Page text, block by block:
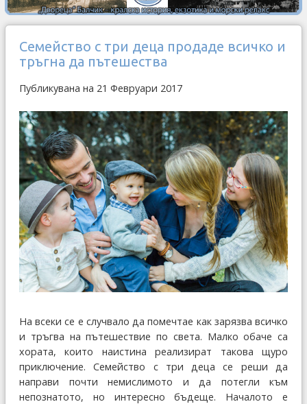
Семейство с три деца продаде всичко и
тръгна да пътешества
Публикувана на 21 Февруари 2017
На всеки се е случвало да помечтае как зарязва всичко
и тръгва на пътешествие по света. Малко обаче са
хората, които наистина реализират такова щуро
приключение. Семейство с три деца се реши да
направи почти немислимото и да потегли към
непознатото, но интересно бъдеще. Началото е